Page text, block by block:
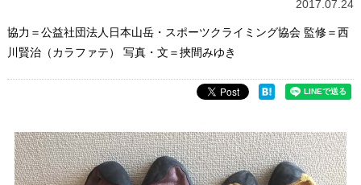
2017.07.24
協力＝公益社団法人日本山岳・スポーツクライミング協会 監修＝西
川賢治（カラファテ） 写真・文＝挾間みゆき